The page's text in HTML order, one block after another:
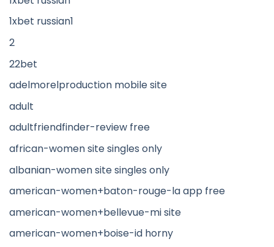
1xbet russian1
2
22bet
adelmorelproduction mobile site
adult
adultfriendfinder-review free
african-women site singles only
albanian-women site singles only
american-women+baton-rouge-la app free
american-women+bellevue-mi site
american-women+boise-id horny